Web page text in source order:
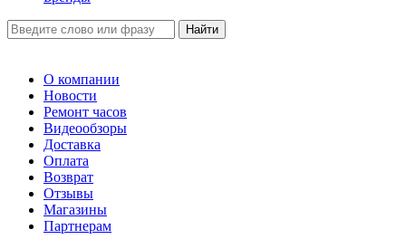
О компании
Новости
Ремонт часов
Видеообзоры
Доставка
Оплата
Возврат
Отзывы
Магазины
Партнерам